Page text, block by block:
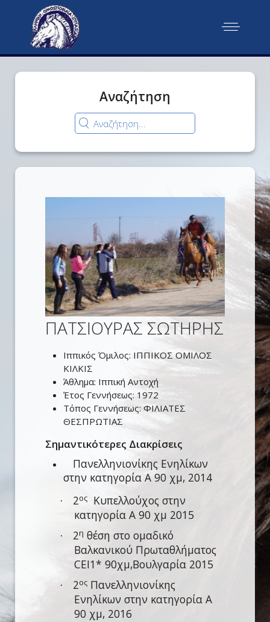
Αναζήτηση
ΠΑΤΣΙΟΥΡΑΣ ΣΩΤΗΡΗΣ
Ιππικός Όμιλος: ΙΠΠΙΚΟΣ ΟΜΙΛΟΣ
ΚΙΛΚΙΣ
Άθλημα: Ιππική Αντοχή
Έτος Γεννήσεως: 1972
Τόπος Γεννήσεως: ΦΙΛΙΑΤΕΣ
ΘΕΣΠΡΩΤΙΑΣ
Σημαντικότερες Διακρίσεις
Πανελληνιονίκης Ενηλίκων
στην κατηγορία Α 90 χμ, 2014
· 2ος
Κυπελλούχος στην
κατηγορία Α 90 χμ 2015
· 2η θέση στο ομαδικό
Βαλκανικού Πρωταθλήματος
CEI1* 90χμ,Βουλγαρία 2015
· 2ος Πανελληνιονίκης
Ενηλίκων στην κατηγορία Α
90 χμ, 2016